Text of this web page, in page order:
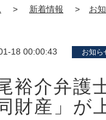
新着情報 お
18 00:00:43 お知ら
裕介弁護
財産」が